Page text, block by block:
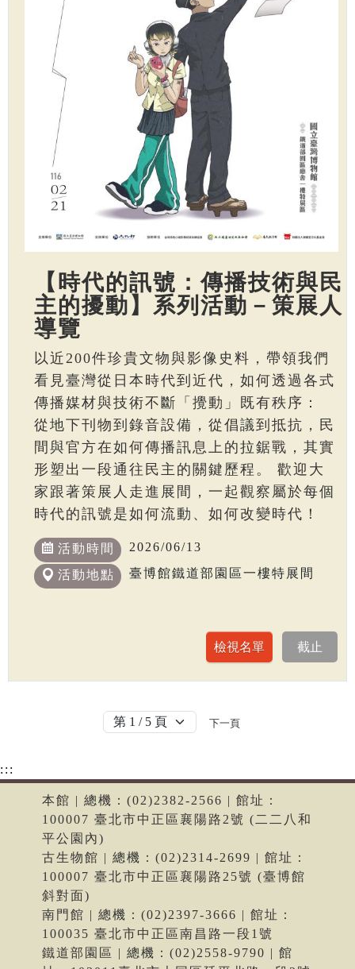
【時代的訊號：傳播技術與民
主的擾動】系列活動－策展人
導覽
以近200件珍貴文物與影像史料，帶領我們
看見臺灣從日本時代到近代，如何透過各式
傳播媒材與技術不斷「攪動」既有秩序：
從地下刊物到錄音設備，從倡議到抵抗，民
間與官方在如何傳播訊息上的拉鋸戰，其實
形塑出一段通往民主的關鍵歷程。 歡迎大
家跟著策展人走進展間，一起觀察屬於每個
時代的訊號是如何流動、如何改變時代！
活動時間 2026/06/13
活動地點 臺博館鐵道部園區一樓特展間
下一頁
:::
本館 | 總機：(02)2382-2566 | 館址：
100007 臺北市中正區襄陽路2號 (二二八和
平公園內)
古生物館 | 總機：(02)2314-2699 | 館址：
100007 臺北市中正區襄陽路25號 (臺博館
斜對面)
南門館 | 總機：(02)2397-3666 | 館址：
100035 臺北市中正區南昌路一段1號
鐵道部園區 | 總機：(02)2558-9790 | 館